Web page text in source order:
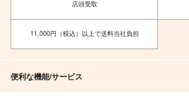
店頭受取
11,000円（税込）以上で送料当社負担
便利な機能/サービス